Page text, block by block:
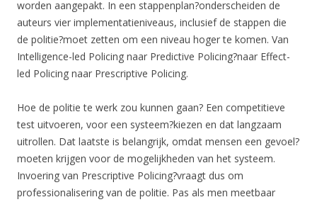
worden aangepakt. In een stappenplan?onderscheiden de
auteurs vier implementatieniveaus, inclusief de stappen die
de politie?moet zetten om een niveau hoger te komen. Van
Intelligence-led Policing naar Predictive Policing?naar Effect-
led Policing naar Prescriptive Policing.
Hoe de politie te werk zou kunnen gaan? Een competitieve
test uitvoeren, voor een systeem?kiezen en dat langzaam
uitrollen. Dat laatste is belangrijk, omdat mensen een gevoel?
moeten krijgen voor de mogelijkheden van het systeem.
Invoering van Prescriptive Policing?vraagt dus om
professionalisering van de politie. Pas als men meetbaar